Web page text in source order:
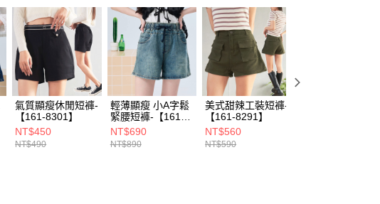
氣質顯瘦休閒短褲-
【161-8301】
NT$450
NT$490
輕薄顯瘦 小A字鬆
緊腰短褲-【161-
5413】
NT$690
NT$890
美式甜辣工裝短褲-
【161-8291】
NT$560
NT$590